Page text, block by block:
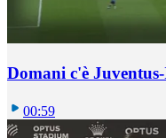
Domani c'è
00:59